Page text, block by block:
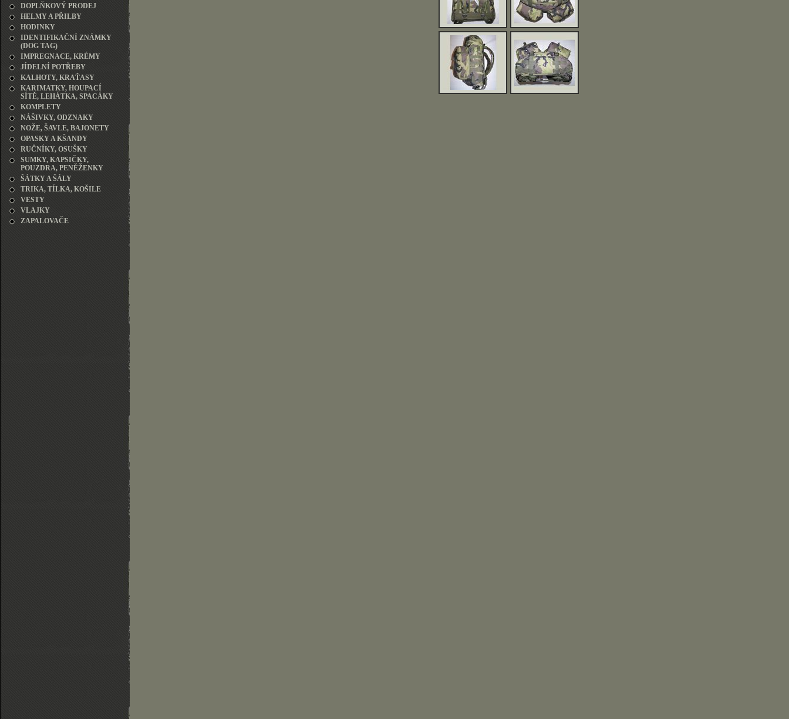
DOPLŇKOVÝ PRODEJ
HELMY A PŘILBY
HODINKY
IDENTIFIKAČNÍ ZNÁMKY
(DOG TAG)
IMPREGNACE, KRÉMY
JÍDELNÍ POTŘEBY
KALHOTY, KRAŤASY
KARIMATKY, HOUPACÍ
SÍTĚ, LEHÁTKA, SPACÁKY
KOMPLETY
NÁŠIVKY, ODZNAKY
NOŽE, ŠAVLE, BAJONETY
OPASKY A KŠANDY
RUČNÍKY, OSUŠKY
SUMKY, KAPSIČKY,
POUZDRA, PENĚŽENKY
ŠÁTKY A ŠÁLY
TRIKA, TÍLKA, KOŠILE
VESTY
VLAJKY
ZAPALOVAČE